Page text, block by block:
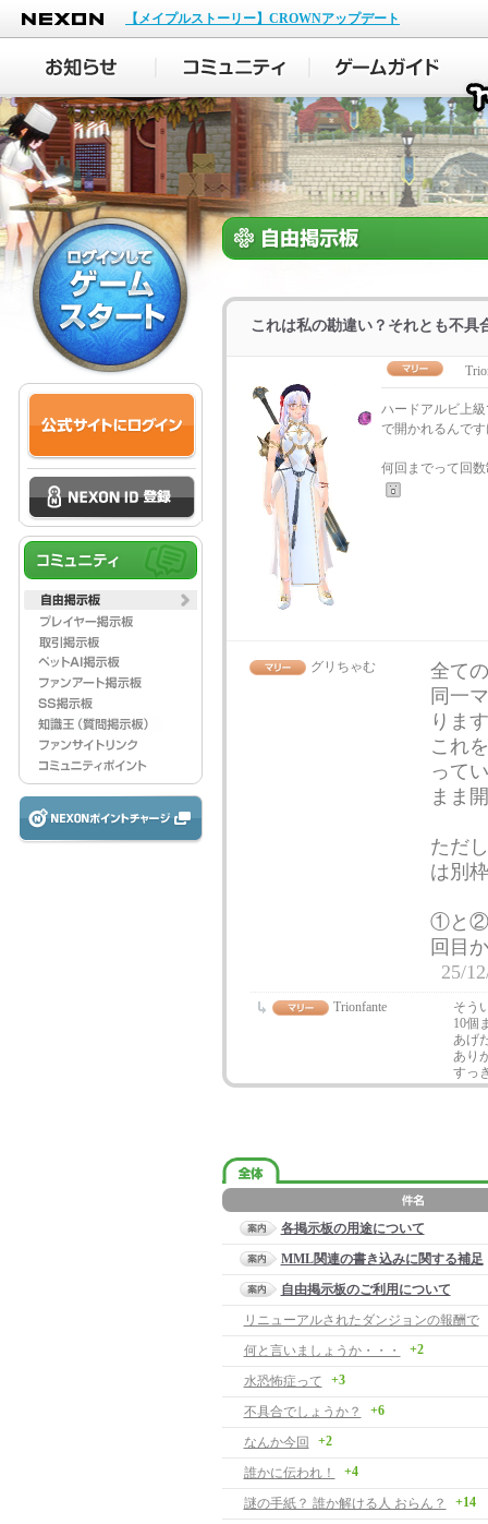
NEXON
【メイプルストーリー】CROWNアップデート
これは私の勘違い？それとも不具
ハードアルビ上
で開かれるんです
何回までって回
グリちゃむ
全て
同一
りま
これ
って
まま
ただ
は別
①と②
回目
25/
Trionfante
そう
10個
あげ
あり
すっ
各掲示板の用途について
MML関連の書き込みに関する補足
自由掲示板のご利用について
リニューアルされたダンジョンの報酬で
何と言いましょうか・・・ +2
水恐怖症って +3
不具合でしょうか？ +6
なんか今回 +2
誰かに伝われ！ +4
謎の手紙？ 誰か解ける人 おらん？ +14